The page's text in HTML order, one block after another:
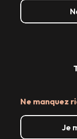
Ne manquez
Je